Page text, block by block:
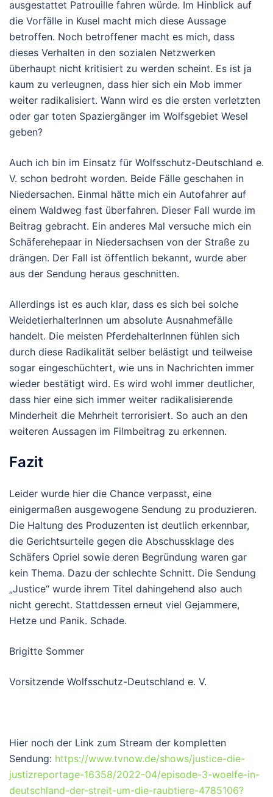
ausgestattet Patrouille fahren würde. Im Hinblick auf
die Vorfälle in Kusel macht mich diese Aussage
betroffen. Noch betroffener macht es mich, dass
dieses Verhalten in den sozialen Netzwerken
überhaupt nicht kritisiert zu werden scheint. Es ist ja
kaum zu verleugnen, dass hier sich ein Mob immer
weiter radikalisiert. Wann wird es die ersten verletzten
oder gar toten Spaziergänger im Wolfsgebiet Wesel
geben?
Auch ich bin im Einsatz für Wolfsschutz-Deutschland e.
V. schon bedroht worden. Beide Fälle geschahen in
Niedersachen. Einmal hätte mich ein Autofahrer auf
einem Waldweg fast überfahren. Dieser Fall wurde im
Beitrag gebracht. Ein anderes Mal versuche mich ein
Schäferehepaar in Niedersachsen von der Straße zu
drängen. Der Fall ist öffentlich bekannt, wurde aber
aus der Sendung heraus geschnitten.
Allerdings ist es auch klar, dass es sich bei solche
WeidetierhalterInnen um absolute Ausnahmefälle
handelt. Die meisten PferdehalterInnen fühlen sich
durch diese Radikalität selber belästigt und teilweise
sogar eingeschüchtert, wie uns in Nachrichten immer
wieder bestätigt wird. Es wird wohl immer deutlicher,
dass hier eine sich immer weiter radikalisierende
Minderheit die Mehrheit terrorisiert. So auch an den
weiteren Aussagen im Filmbeitrag zu erkennen.
Fazit
Leider wurde hier die Chance verpasst, eine
einigermaßen ausgewogene Sendung zu produzieren.
Die Haltung des Produzenten ist deutlich erkennbar,
die Gerichtsurteile gegen die Abschussklage des
Schäfers Opriel sowie deren Begründung waren gar
kein Thema. Dazu der schlechte Schnitt. Die Sendung
„Justice“ wurde ihrem Titel dahingehend also auch
nicht gerecht. Stattdessen erneut viel Gejammere,
Hetze und Panik. Schade.
Brigitte Sommer
Vorsitzende Wolfsschutz-Deutschland e. V.
Hier noch der Link zum Stream der kompletten
Sendung: https://www.tvnow.de/shows/justice-die-
justizreportage-16358/2022-04/episode-3-woelfe-in-
deutschland-der-streit-um-die-raubtiere-4785106?